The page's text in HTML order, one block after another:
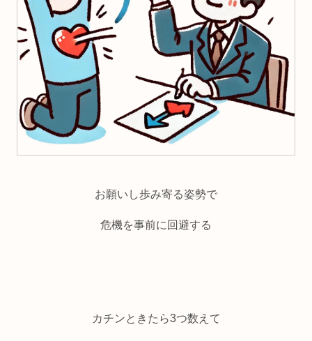
お願いし歩み寄る姿勢で
危機を事前に回避する
カチンときたら3つ数えて